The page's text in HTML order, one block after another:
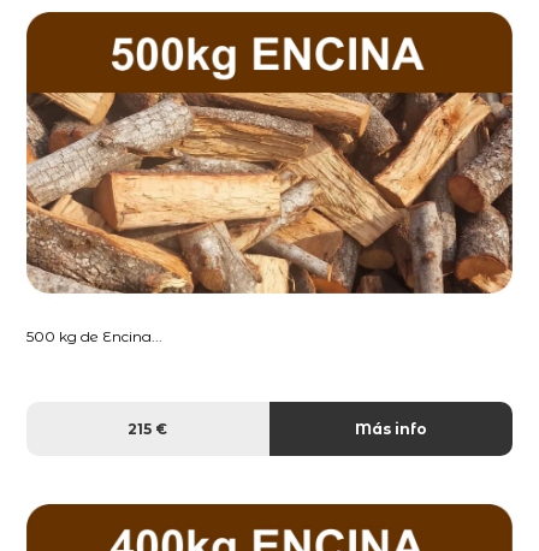
500 kg de Encina...
215 € Más info